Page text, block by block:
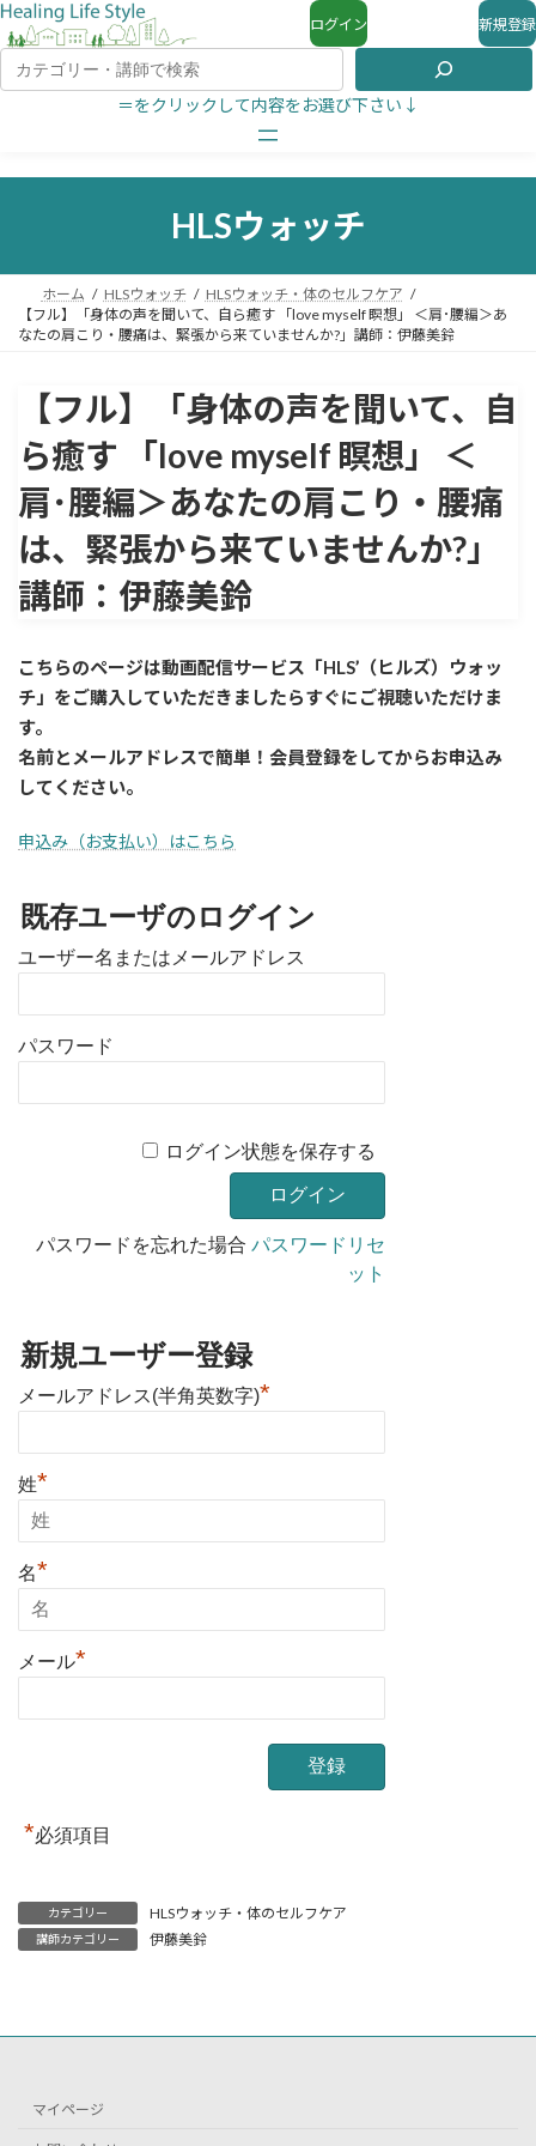
ログイン 新規登録
＝をクリックして内容をお選び下さい↓
HLSウォッチ
ホーム HLSウォッチ
HLSウォッチ・体のセルフケア
【フル】「身体の声を聞いて、自ら癒す 「love myself 瞑想」 ＜肩･腰編＞あ
なたの肩こり・腰痛は、緊張から来ていませんか?」講師：伊藤美鈴
【フル】「身体の声を聞いて、自
ら癒す 「love myself 瞑想」 ＜
肩･腰編＞あなたの肩こり・腰痛
は、緊張から来ていませんか?」
講師：伊藤美鈴
こちらのページは動画配信サービス「HLS’（ヒルズ）ウォッ
チ」をご購入していただきましたらすぐに ご視聴いただけま
す。
名前とメールアドレスで簡単！会員登録をしてからお申込み
してください。
申込み（お支払い）はこちら
既存ユーザのログイン
ユーザー名またはメールアドレス
パスワード
ログイン状態を保存する
パスワードを忘れた場合パスワードリセ
ット
新規ユーザー登録
メールアドレス(半角英数字)*
姓*
名*
メール*
*必須項目
カテゴリー HLSウォッチ・体のセルフケア
講師カテゴリー 伊藤美鈴
マイページ